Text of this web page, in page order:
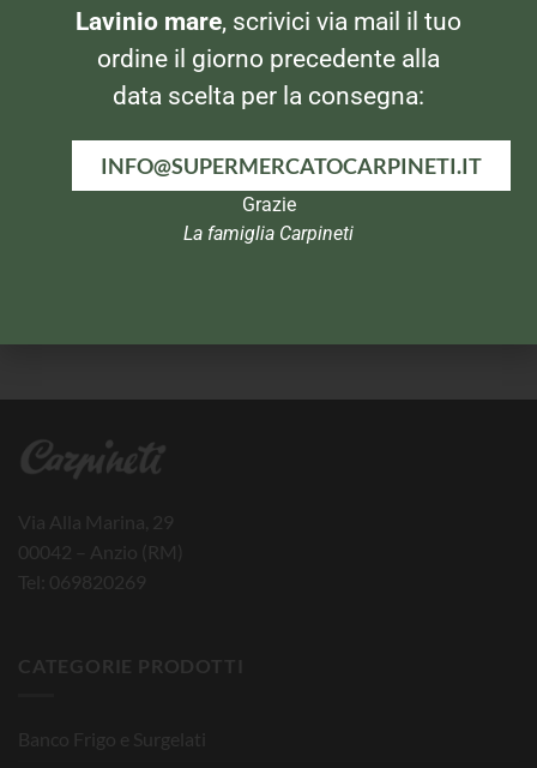
Via Alla Marina, 29
00042 – Anzio (RM)
Tel: 069820269
CATEGORIE PRODOTTI
Banco Frigo e Surgelati
Lavinio mare, scrivici via mail il tuo
ordine il giorno precedente alla
data scelta per la consegna:
INFO@SUPERMERCATOCARPINETI.IT
Grazie
La famiglia Carpineti